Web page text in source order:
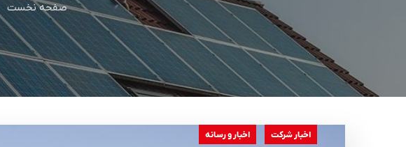
صفحه نخست
اخبار شرکت اخبار و رسانه